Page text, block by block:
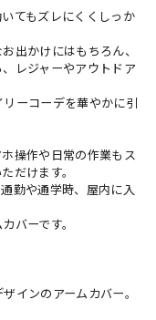
てもズレにくくしっか
出かけにはもちろん、
レジャーやアウトドア
ーコーデを華やかに引
操作や日常の作業もス
だけます。
勤や通学時、屋内に入
バーです。
インのアームカバー。